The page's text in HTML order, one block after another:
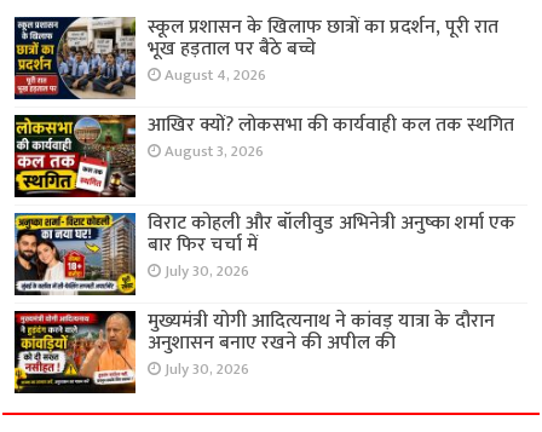
स्कूल प्रशासन के खिलाफ छात्रों का प्रदर्शन, पूरी रात
भूख हड़ताल पर बैठे बच्चे
August 4, 2026
आखिर क्यों? लोकसभा की कार्यवाही कल तक स्थगित
August 3, 2026
विराट कोहली और बॉलीवुड अभिनेत्री अनुष्का शर्मा एक
बार फिर चर्चा में
July 30, 2026
मुख्यमंत्री योगी आदित्यनाथ ने कांवड़ यात्रा के दौरान
अनुशासन बनाए रखने की अपील की
July 30, 2026